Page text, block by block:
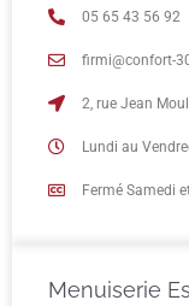
05 65 43 56 92
firmi@confort-
2, rue Jean
Lundi au
Fermé Samedi
Menuiserie